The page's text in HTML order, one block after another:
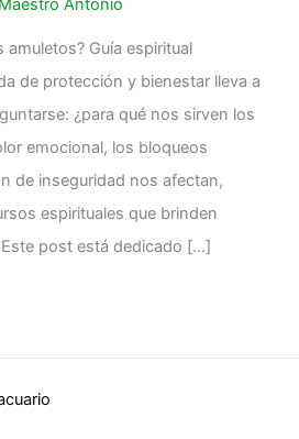
amuletos? Guía espiritual
de protección y bienestar lleva a
¿para qué nos sirven los
emocional, los bloqueos
de inseguridad nos afectan,
espirituales que brinden
post está dedicado […]